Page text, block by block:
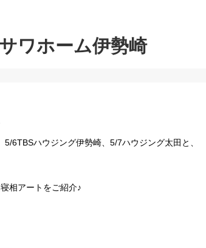
ワホーム伊勢崎
6TBSハウジング伊勢崎、5/7ハウジング太田と、
相アートをご紹介♪